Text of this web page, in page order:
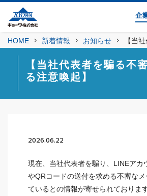
企
HOME 新着情報 お知らせ 【当
【当社代表者を騙る不
る注意喚起】
2026.06.22
現在、当社代表者を騙り、LINEアカ
やQRコードの送付を求める不審な
ているとの情報が寄せられております